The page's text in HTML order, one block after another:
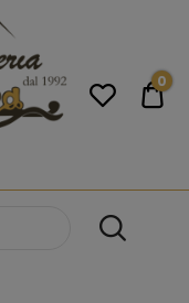
i migliori
0